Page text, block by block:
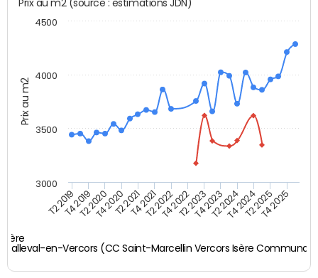
Prix au m2
Prix au m2 (source : estimations JDN)
Isère
Malleval-en-Vercors (CC Saint-Marcellin Vercors Isère
T2 2019T4 2019T2 2020T4 2020T2 2021T4 2021T2 2022T4 2022T2 2023T4 2023T2 2024T4 2024T2 2025T4 2025
3000
3500
4000
4500